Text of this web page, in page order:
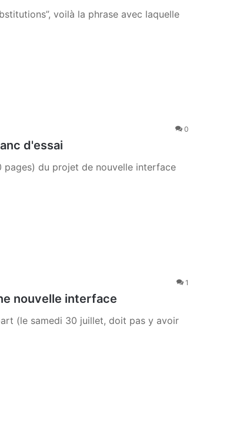
voilà la phrase avec laquelle
0
d'essai
pages) du projet de nouvelle interface
1
nouvelle interface
(le samedi 30 juillet, doit pas y avoir